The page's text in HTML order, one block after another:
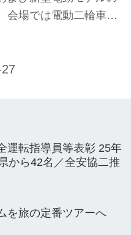
会場では電動二輪車
22日から発売するこ
された。
運転指導員等表彰 25年
から42名／全安協二推
を旅の定番ツアーへ